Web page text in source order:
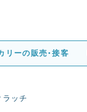
リーの販売・接客
ッチ